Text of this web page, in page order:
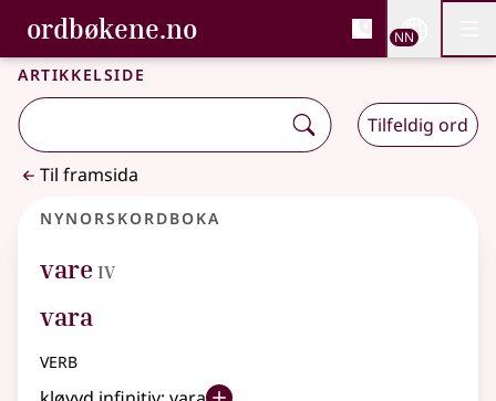
Gå til hovudinnhald
Tilgjenge
ordbøkene.no, Bokmålsordboka og
Bokmålsordboka og Nynorskordboka
NN
Artikkelside
Tilfeldig ord
Til framsida
Nynorskordboka
vare 4
IV
vara
verb